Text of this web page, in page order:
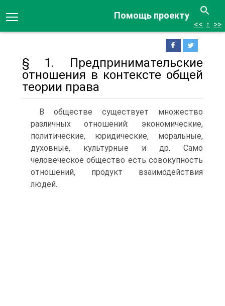
Помощь проекту
<< ↑ >>
§ 1. Предпринимательские
отношения в контексте общей
теории права
В обществе существует множество
различных отношений: экономические,
политические, юридические, моральные,
духовные, культурные и др. Само
человеческое общество есть совокупность
отношений, продукт взаимодействия
людей.